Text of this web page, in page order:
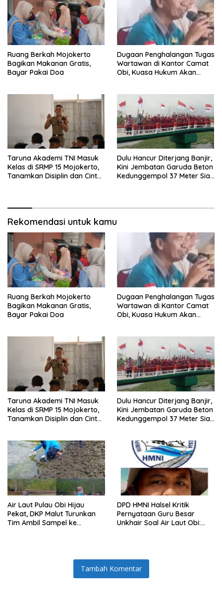
Ruang Berkah Mojokerto
Bagikan Makanan Gratis,
Bayar Pakai Doa
Dugaan Penghalangan Tugas
Wartawan di Kantor Camat
Obi, Kuasa Hukum Akan
Taruna Akademi TNI Masuk
Kelas di SRMP 15 Mojokerto,
Tanamkan Disiplin dan Cinta
Dulu Hancur Diterjang Banjir,
Kini Jembatan Garuda Beton
Kedunggempol 37 Meter Siap
Rekomendasi untuk kamu
Ruang Berkah Mojokerto
Bagikan Makanan Gratis,
Bayar Pakai Doa
Dugaan Penghalangan Tugas
Wartawan di Kantor Camat
Obi, Kuasa Hukum Akan
Taruna Akademi TNI Masuk
Kelas di SRMP 15 Mojokerto,
Tanamkan Disiplin dan Cinta
Dulu Hancur Diterjang Banjir,
Kini Jembatan Garuda Beton
Kedunggempol 37 Meter Siap
Air Laut Pulau Obi Hijau
Pekat, DKP Malut Turunkan
Tim Ambil Sampel ke
DPD HMNI Halsel Kritik
Pernyataan Guru Besar
Unkhair Soal Air Laut Obi:
Tambah Komentar